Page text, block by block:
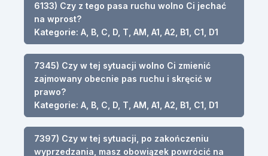
6133) Czy z tego pasa ruchu wolno Ci jechać
na wprost?
Kategorie: A, B, C, D, T, AM, A1, A2, B1, C1, D1
7345) Czy w tej sytuacji wolno Ci zmienić
zajmowany obecnie pas ruchu i skręcić w
prawo?
Kategorie: A, B, C, D, T, AM, A1, A2, B1, C1, D1
7397) Czy w tej sytuacji, po zakończeniu
wyprzedzania, masz obowiązek powrócić na